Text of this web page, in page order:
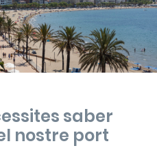
saber
nostre port